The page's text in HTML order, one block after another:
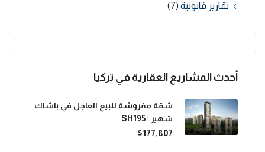
تقارير قانونية (7)
أحدث المشاريع العقارية في تركيا
شقة مفروشة للبيع العاجل في باشاك
شهير | SH195
$177,807